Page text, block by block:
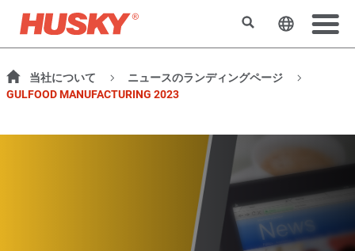
検索 ウェブサ
当社について
ニュースのランディングページ
GULFOOD MANUFACTURING 2023